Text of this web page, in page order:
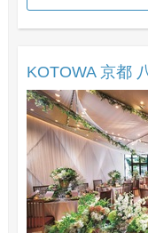
KOTOWA 京都